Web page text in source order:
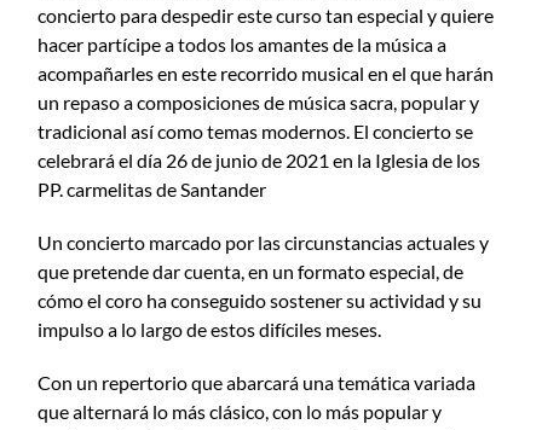
concierto para despedir este curso tan especial y quiere
hacer partícipe a todos los amantes de la música a
acompañarles en este recorrido musical en el que harán
un repaso a composiciones de música sacra, popular y
tradicional así como temas modernos. El concierto se
celebrará el día 26 de junio de 2021 en la Iglesia de los
PP. carmelitas de Santander
Un concierto marcado por las circunstancias actuales y
que pretende dar cuenta, en un formato especial, de
cómo el coro ha conseguido sostener su actividad y su
impulso a lo largo de estos difíciles meses.
Con un repertorio que abarcará una temática variada
que alternará lo más clásico, con lo más popular y